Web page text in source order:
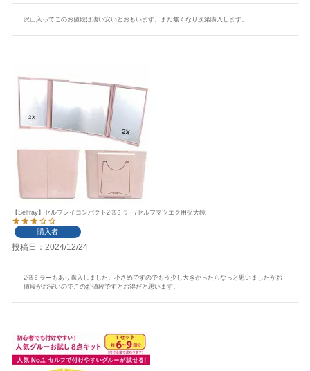
沢山入ってこのお値段は凄い安いとおもいます。また無くなり次第購入します。
【Selfray】セルフレイコンパクト2倍ミラー/セルフマツエク用拡大鏡
購入者
投稿日 2024/12/24
2倍ミラーもあり購入しました。小さめですのでもう少し大きかったらなっと思いましたがお
値段がお安いのでこのお値段ですとお得だと思います。